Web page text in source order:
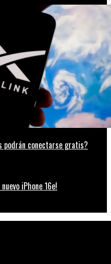
podrán conectarse gratis?
iPhone 16e!